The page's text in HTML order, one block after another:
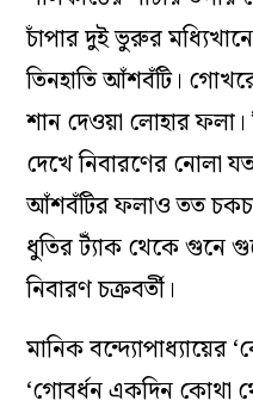
চাঁপার দুই ভুরুর
তিনহাতি আঁশবঁটি।
শান দেওয়া লোহার
দেখে নিবারণের নোলা
আঁশবঁটির ফলাও তত
ধুতির ট্যাঁক থেকে গুনে
নিবারণ চক্রবর্তী।
মানিক বন্দ্যোপাধ্যায়ের
‘গোবর্ধন একদিন কোথা